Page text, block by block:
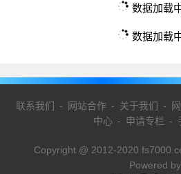
数据加载
数据加载
联系我们 - 网站合作- 关于我们 -
中心 - 申请专栏 -
Copyright @ 2012-2020
Powered by